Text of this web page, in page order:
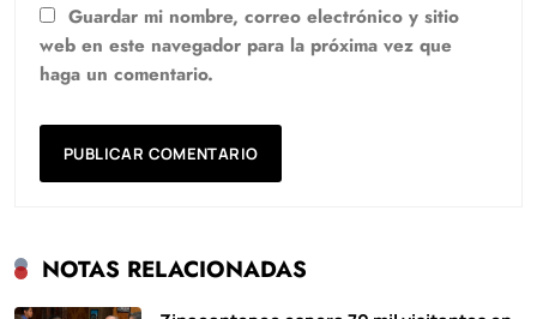
Guardar mi nombre, correo electrónico y sitio
web en este navegador para la próxima vez que
haga un comentario.
NOTAS RELACIONADAS